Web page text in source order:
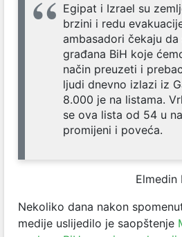
Egipat i Izrael su
brzini i redu
ambasadori čekaju
građana BiH koje
način preuzeti i
ljudi dnevno izlazi iz
8.000 je na listama.
se ova lista od 54 u
promijeni i poveća.
Elmedin
Nekoliko dana nakon
medije uslijedilo je saopštenje